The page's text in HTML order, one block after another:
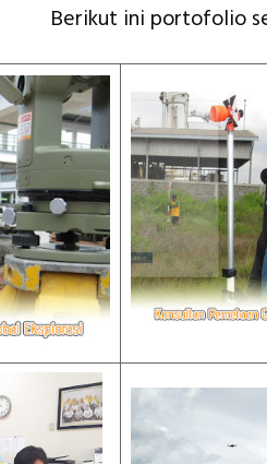
Berikut ini portofolio